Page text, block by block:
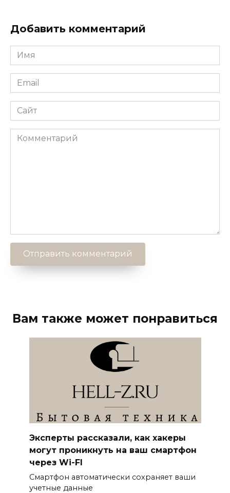
Добавить комментарий
Имя
*
Email
*
Сайт
Комментарий
Вам также может понравиться
Эксперты рассказали, как хакеры
могут проникнуть на ваш смартфон
через Wi-FI
Смартфон автоматически сохраняет ваши
учетные данные